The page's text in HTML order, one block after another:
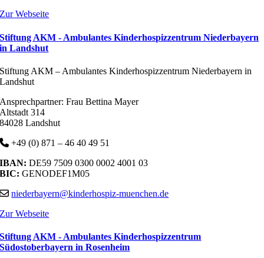
Zur Webseite
Stiftung AKM - Ambulantes Kinderhospizzentrum Niederbayern
in Landshut
Stiftung AKM – Ambulantes Kinderhospizzentrum Niederbayern in
Landshut
Ansprechpartner: Frau Bettina Mayer
Altstadt 314
84028 Landshut
+49 (0) 871 – 46 40 49 51
IBAN:DE59 7509 0300 0002 4001 03
BIC:GENODEF1M05
niederbayern@kinderhospiz-muenchen.de
Zur Webseite
Stiftung AKM - Ambulantes Kinderhospizzentrum
Südostoberbayern in Rosenheim